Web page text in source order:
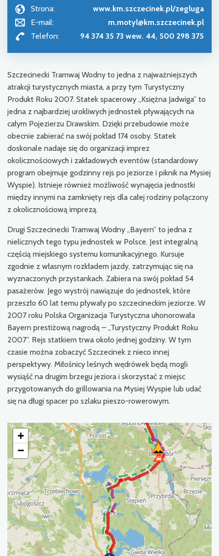
Strona:
www.km.szczecinek.pl/zegluga
E-mail:
m.motyl@km.szczecinek.pl
Telefon:
94 374 35 73 wew. 44, 500 298 375
Szczecinecki Tramwaj Wodny to jedna z najważniejszych
atrakcji turystycznych miasta, a przy tym Turystyczny
Produkt Roku 2007. Statek spacerowy „Księżna Jadwiga” to
jedna z najbardziej urokliwych jednostek pływających na
całym Pojezierzu Drawskim. Dzięki przebudowie może
obecnie zabierać na swój pokład 174 osoby. Statek
doskonale nadaje się do organizacji imprez
okolicznościowych i zakładowych eventów (standardowy
program obejmuje godzinny rejs po jeziorze i piknik na Mysiej
Wyspie). Istnieje również możliwość wynajęcia jednostki
między innymi na zamknięty rejs dla całej rodziny połączony
z okolicznościową imprezą.
Drugi Szczecinecki Tramwaj Wodny „Bayern” to jedna z
nielicznych tego typu jednostek w Polsce. Jest integralną
częścią miejskiego systemu komunikacyjnego. Kursuje
zgodnie z własnym rozkładem jazdy, zatrzymując się na
wyznaczonych przystankach. Zabiera na swój pokład 54
pasażerów. Jego wystrój nawiązuje do jednostek, które
przeszło 60 lat temu pływały po szczecineckim jeziorze. W
2007 roku Polska Organizacja Turystyczna uhonorowała
Bayern prestiżową nagrodą – „Turystyczny Produkt Roku
2007”. Rejs statkiem trwa około jednej godziny. W tym
czasie można zobaczyć Szczecinek z nieco innej
perspektywy. Miłośnicy leśnych wędrówek będą mogli
wysiąść na drugim brzegu jeziora i skorzystać z miejsc
przygotowanych do grillowania na Mysiej Wyspie lub udać
się na długi spacer po szlaku pieszo-rowerowym.
+
−